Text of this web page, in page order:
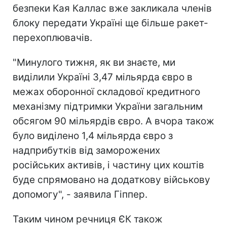
безпеки Кая Каллас вже закликала членів
блоку передати Україні ще більше ракет-
перехоплювачів.
"Минулого тижня, як ви знаєте, ми
виділили Україні 3,47 мільярда євро в
межах оборонної складової кредитного
механізму підтримки України загальним
обсягом 90 мільярдів євро. А вчора також
було виділено 1,4 мільярда євро з
надприбутків від заморожених
російських активів, і частину цих коштів
буде спрямовано на додаткову військову
допомогу", - заявила Гіппер.
Таким чином речниця ЄК також